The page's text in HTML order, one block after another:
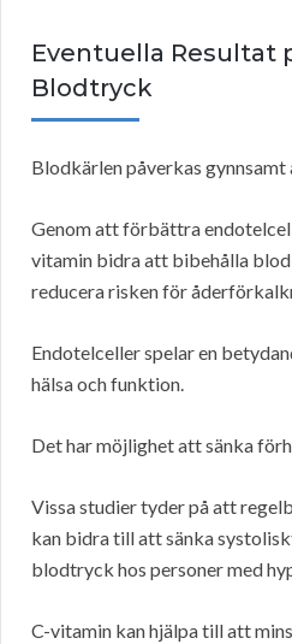
Eventuella Resultat
Blodtryck
Blodkärlen påverkas gynnsamt
Genom att förbättra
vitamin bidra att bibehålla
reducera risken för
Endotelceller spelar en
hälsa och funktion.
Det har möjlighet att sänka
Vissa studier tyder på att
kan bidra till att sänka
blodtryck hos personer med
C-vitamin kan hjälpa till att